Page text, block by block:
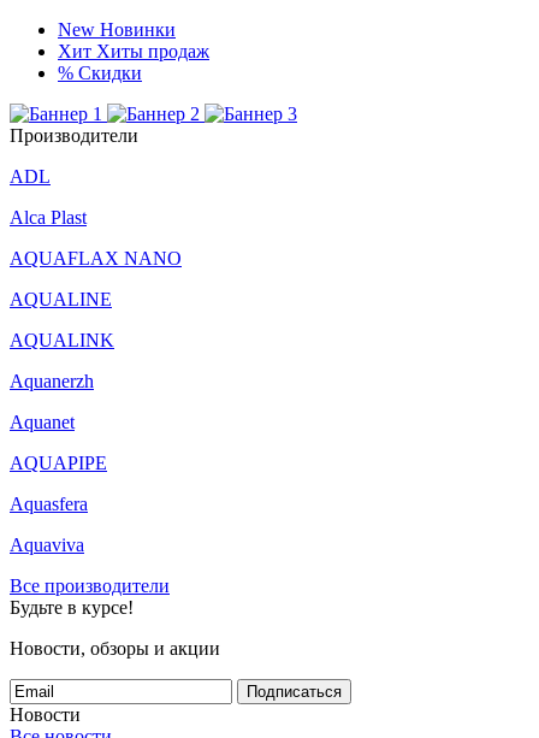
New Новинки
Хит Хиты продаж
% Скидки
Производители
ADL
Alca Plast
AQUAFLAX NANO
AQUALINE
AQUALINK
Aquanerzh
Aquanet
AQUAPIPE
Aquasfera
Aquaviva
Все производители
Будьте в курсе!
Новости, обзоры и акции
Подписаться
Новости